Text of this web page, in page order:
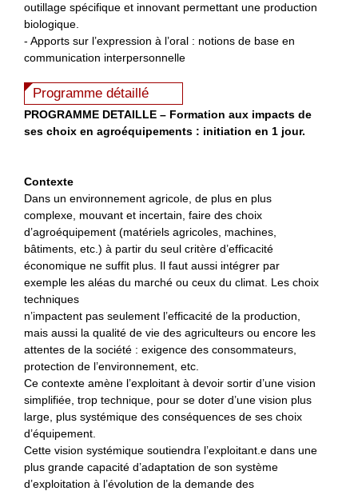
outillage spécifique et innovant permettant une production
biologique.
- Apports sur l’expression à l’oral : notions de base en
communication interpersonnelle
Programme détaillé
PROGRAMME DETAILLE – Formation aux impacts de
ses choix en agroéquipements : initiation en 1 jour.
Contexte
Dans un environnement agricole, de plus en plus
complexe, mouvant et incertain, faire des choix
d’agroéquipement (matériels agricoles, machines,
bâtiments, etc.) à partir du seul critère d’efficacité
économique ne suffit plus. Il faut aussi intégrer par
exemple les aléas du marché ou ceux du climat. Les choix
techniques
n’impactent pas seulement l’efficacité de la production,
mais aussi la qualité de vie des agriculteurs ou encore les
attentes de la société : exigence des consommateurs,
protection de l’environnement, etc.
Ce contexte amène l’exploitant à devoir sortir d’une vision
simplifiée, trop technique, pour se doter d’une vision plus
large, plus systémique des conséquences de ses choix
d’équipement.
Cette vision systémique soutiendra l’exploitant.e dans une
plus grande capacité d’adaptation de son système
d’exploitation à l’évolution de la demande des